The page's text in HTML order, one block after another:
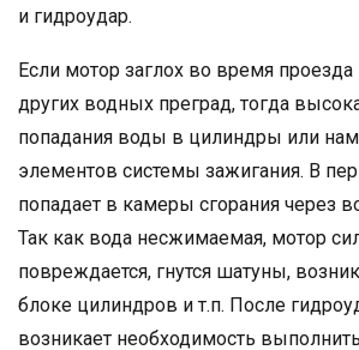
и гидроудар.
Если мотор заглох во время
других водных преград, тогда
попадания воды в цилиндры или
элементов системы зажигания. В
попадает в камеры сгорания через
Так как вода несжимаемая, мотор
повреждается, гнутся шатуны,
блоке цилиндров и т.п. После
возникает необходимость